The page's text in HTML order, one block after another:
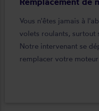
Vous n'êtes jamais à
volets roulants, surtout
Notre intervenant se
remplacer votre